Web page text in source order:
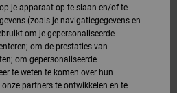
je apparaat op te slaan en/of te
(zoals je navigatiegegevens en
om je gepersonaliseerde
om de prestaties van
om gepersonaliseerde
te weten te komen over hun
partners te ontwikkelen en te